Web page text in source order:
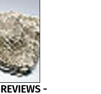
REVIEWS -